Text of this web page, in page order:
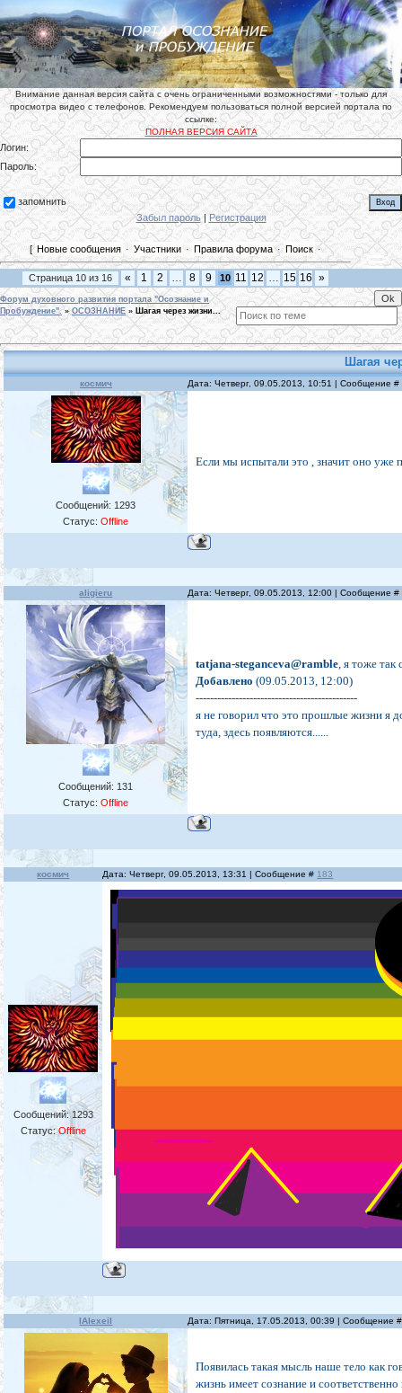
Внимание данная версия сайта с очень ограниченными возможностями - только для
просмотра видео с телефонов. Рекомендуем пользоваться полной версией портала по
ссылке:
ПОЛНАЯ ВЕРСИЯ САЙТА
Логин:
Пароль:
запомнить
Забыл пароль| Регистрация
[ Новые сообщения · Участники · Правила форума · Поиск·
Страница 10 из 16 « 1 2 … 8 9 10 11 12 … 15 16 »
Форум духовного развития портала "Осознание и
Пробуждение". » ОСОЗНАНИЕ » Шагая через жизни...
Шагая
космич Дата: Четверг, 09.05.2013, 10:51 | Сообщение #
Сообщений: 1293
Статус:Offline
Если мы испытали это , значит оно уже
aligieru Дата: Четверг, 09.05.2013, 12:00 | Сообщение #
Сообщений: 131
Статус:Offline
tatjana-steganceva@ramble, я тоже так
Добавлено (09.05.2013, 12:00)
---------------------------------------------
я не говорил что это прошлые жизни я
туда, здесь появляются......
космич Дата: Четверг, 09.05.2013, 13:31 | Сообщение # 183
Сообщений: 1293
Статус:Offline
IAlexeiI Дата: Пятница, 17.05.2013, 00:39 | Сообщение
Появилась такая мысль наше тело как
жизнь имеет сознание и